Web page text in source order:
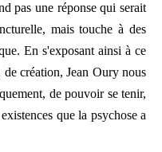
pas une réponse qui serait
mais touche à des
En s'exposant ainsi à ce
création, Jean Oury nous
de pouvoir se tenir,
que la psychose a